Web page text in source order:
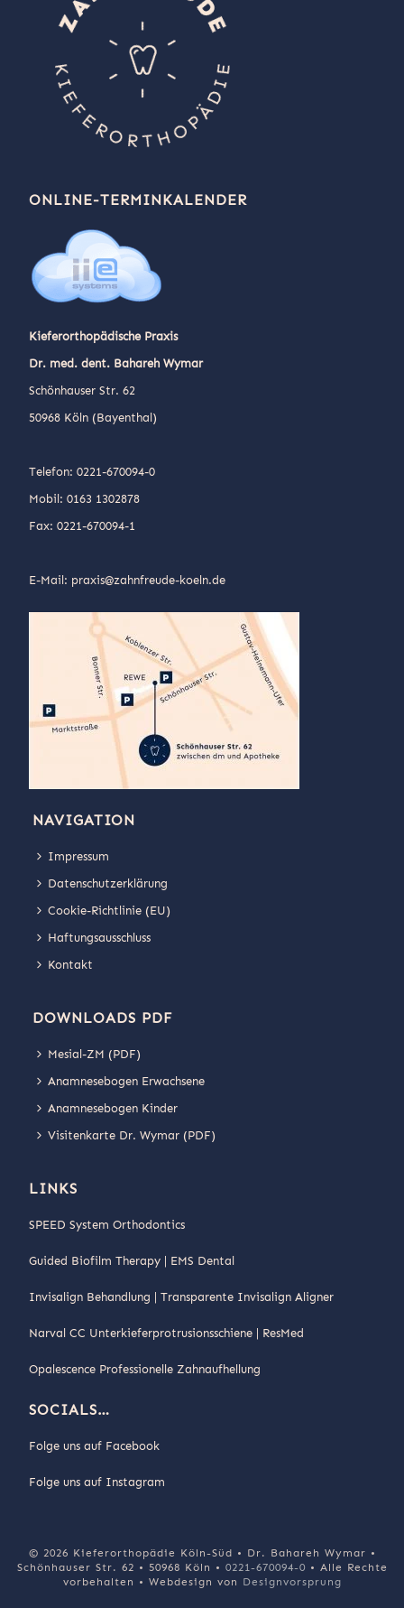
ONLINE-TERMINKALENDER
Kieferorthopädische Praxis
Dr. med. dent. Bahareh Wymar
Schönhauser Str. 62
50968 Köln (Bayenthal)
Telefon: 0221-670094-0
Mobil: 0163 1302878
Fax: 0221-670094-1
E-Mail: praxis@zahnfreude-koeln.de
NAVIGATION
Impressum
Datenschutzerklärung
Cookie-Richtlinie (EU)
Haftungsausschluss
Kontakt
DOWNLOADS PDF
Mesial-ZM (PDF)
Anamnesebogen Erwachsene
Anamnesebogen Kinder
Visitenkarte Dr. Wymar (PDF)
LINKS
SPEED System Orthodontics
Guided Biofilm Therapy | EMS Dental
Invisalign Behandlung | Transparente Invisalign Aligner
Narval CC Unterkieferprotrusionsschiene | ResMed
Opalescence Professionelle Zahnaufhellung
SOCIALS…
Folge uns auf Facebook
Folge uns auf Instagram
© 2026 Kieferorthopädie Köln-Süd • Dr. Bahareh Wymar •
Schönhauser Str. 62 • 50968 Köln • 0221-670094-0 • Alle Rechte
vorbehalten • Webdesign von Designvorsprung